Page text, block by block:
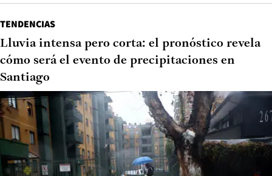
TENDENCIAS
Lluvia intensa pero corta: el pronóstico revela
cómo será el evento de precipitaciones en
Santiago